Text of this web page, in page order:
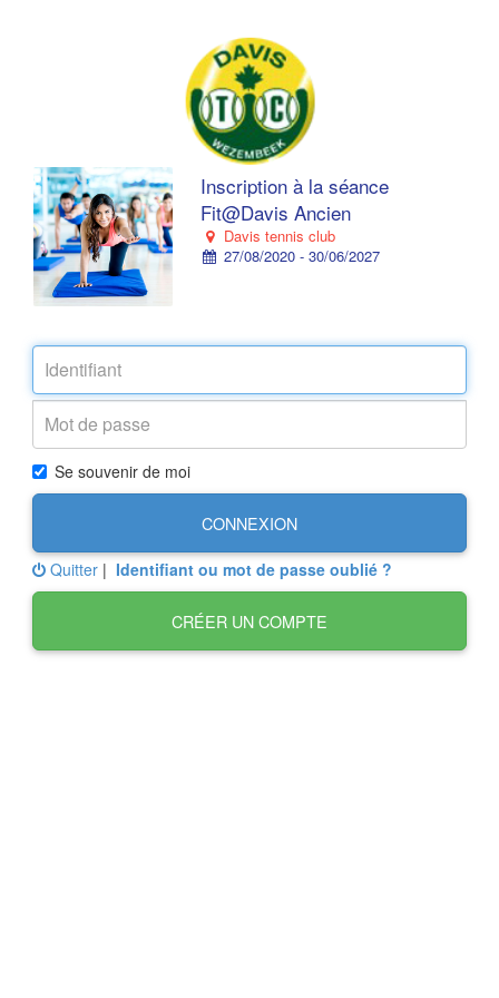
Inscription à la séance
Fit@Davis Ancien
Davis tennis club
27/08/2020 - 30/06/2027
Se souvenir de moi
CONNEXION
Quitter | Identifiant ou mot de passe oublié ?
CRÉER UN COMPTE